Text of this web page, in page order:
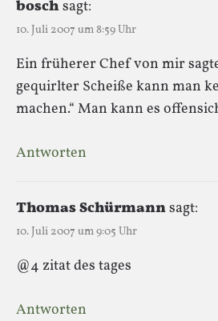
bosch sagt:
10. Juli 2007 um 8:59 Uhr
Ein früherer Chef von mir
gequirlter Scheiße kann man
machen.“ Man kann es
Antworten
Thomas Schürmannsagt:
10. Juli 2007 um 9:05 Uhr
@4 zitat des tages
Antworten